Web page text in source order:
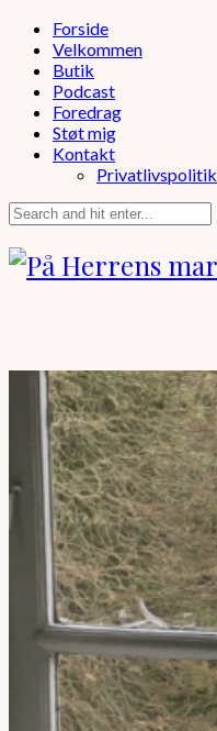
Forside
Velkommen
Butik
Podcast
Foredrag
Støt mig
Kontakt
Privatlivspolitik